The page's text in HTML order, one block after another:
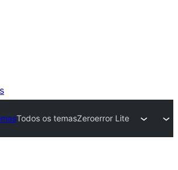
Todos os temasZeroerror Lite